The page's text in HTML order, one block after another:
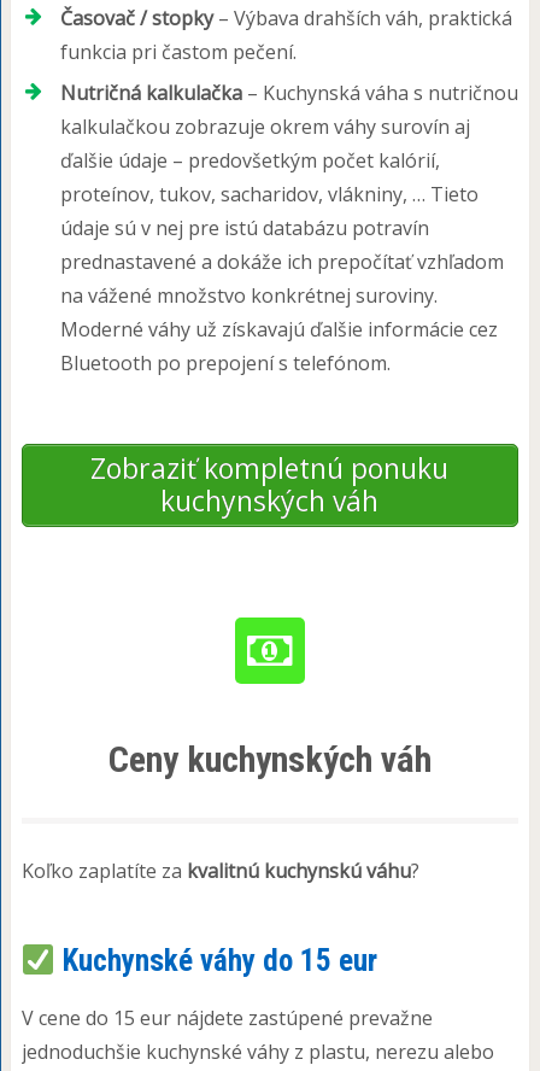
Časovač / stopky– Výbava drahších váh, praktická
funkcia pri častom pečení.
Nutričná kalkulačka– Kuchynská váha s nutričnou
kalkulačkou zobrazuje okrem váhy surovín aj
ďalšie údaje – predovšetkým počet kalórií,
proteínov, tukov, sacharidov, vlákniny, … Tieto
údaje sú v nej pre istú databázu potravín
prednastavené a dokáže ich prepočítať vzhľadom
na vážené množstvo konkrétnej suroviny.
Moderné váhy už získavajú ďalšie informácie cez
Bluetooth po prepojení s telefónom.
Zobraziť kompletnú ponuku
kuchynských váh
Ceny kuchynských váh
Koľko zaplatíte za kvalitnú kuchynskú váhu?
Kuchynské váhy do 15 eur
V cene do 15 eur nájdete zastúpené prevažne
jednoduchšie kuchynské váhy z plastu, nerezu alebo